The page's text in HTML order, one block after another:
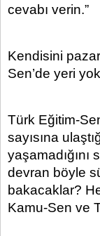
cevabı verin.”
Kendisini
Sen’de yeri
Türk Eğitim-
sayısına
devran böyle
bakacaklar?
Kamu-Sen ve